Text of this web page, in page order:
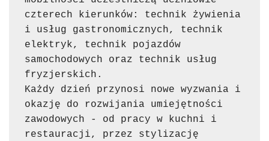
czterech kierunków: technik żywienia
i usług gastronomicznych, technik
elektryk, technik pojazdów
samochodowych oraz technik usług
fryzjerskich.
Każdy dzień przynosi nowe wyzwania i
okazję do rozwijania umiejętności
zawodowych - od pracy w kuchni i
restauracji, przez stylizację